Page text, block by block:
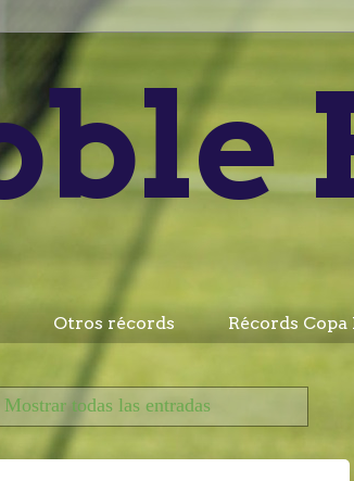
Otros récords Récords Copa
Mostrar todas las entradas